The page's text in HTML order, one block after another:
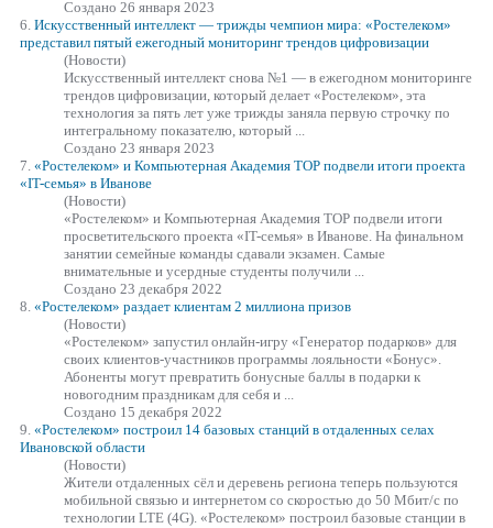
Создано 26 января 2023
6. Искусственный интеллект — трижды чемпион мира: «Ростелеком»
представил пятый ежегодный мониторинг трендов цифровизации
(Новости)
Искусственный интеллект снова №1 — в ежегодном мониторинге
трендов цифровизации, который делает «Ростелеком» , эта
технология за пять лет уже трижды заняла первую строчку по
интегральному показателю, который ...
Создано 23 января 2023
7. «Ростелеком» и Компьютерная Академия ТОР подвели итоги проекта
«IT-семья» в Иванове
(Новости)
«Ростелеком» и Компьютерная Академия ТОР подвели итоги
просветительского проекта «IT-семья» в Иванове. На финальном
занятии семейные команды сдавали экзамен. Самые
внимательные и усердные студенты получили ...
Создано 23 декабря 2022
8. «Ростелеком» раздает клиентам 2 миллиона призов
(Новости)
«Ростелеком» запустил онлайн-игру «Генератор подарков» для
своих клиентов-участников программы лояльности «Бонус».
Абоненты могут превратить бонусные баллы в подарки к
новогодним праздникам для себя и ...
Создано 15 декабря 2022
9. «Ростелеком» построил 14 базовых станций в отдаленных селах
Ивановской области
(Новости)
Жители отдаленных сёл и деревень региона теперь пользуются
мобильной связью и интернетом со скоростью до 50 Мбит/с по
технологии LTE (4G). «Ростелеком» построил базовые станции в